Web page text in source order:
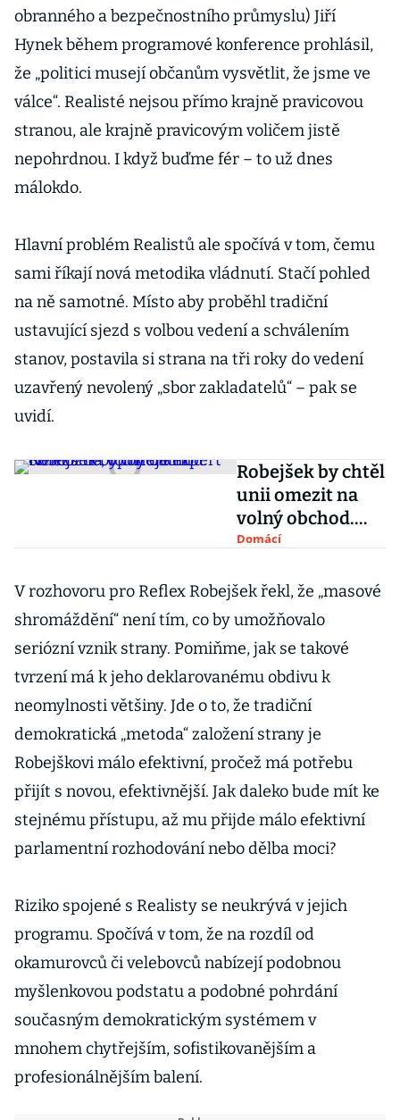
obranného a bezpečnostního průmyslu) Jiří
Hynek během programové konference prohlásil,
že „politici musejí občanům vysvětlit, že jsme ve
válce“. Realisté nejsou přímo krajně pravicovou
stranou, ale krajně pravicovým voličem jistě
nepohrdnou. I když buďme fér – to už dnes
málokdo.
Hlavní problém Realistů ale spočívá v tom, čemu
sami říkají nová metodika vládnutí. Stačí pohled
na ně samotné. Místo aby proběhl tradiční
ustavující sjezd s volbou vedení a schválením
stanov, postavila si strana na tři roky do vedení
uzavřený nevolený „sbor zakladatelů“ – pak se
uvidí.
Robejšek by chtěl
unii omezit na
volný obchod.
Nemožné,
Domácí
V rozhovoru pro Reflex Robejšek řekl, že „masové
shromáždění“ není tím, co by umožňovalo
seriózní vznik strany. Pomiňme, jak se takové
tvrzení má k jeho deklarovanému obdivu k
neomylnosti většiny. Jde o to, že tradiční
demokratická „metoda“ založení strany je
Robejškovi málo efektivní, pročež má potřebu
přijít s novou, efektivnější. Jak daleko bude mít ke
stejnému přístupu, až mu přijde málo efektivní
parlamentní rozhodování nebo dělba moci?
Riziko spojené s Realisty se neukrývá v jejich
programu. Spočívá v tom, že na rozdíl od
okamurovců či velebovců nabízejí podobnou
myšlenkovou podstatu a podobné pohrdání
současným demokratickým systémem v
mnohem chytřejším, sofistikovanějším a
profesionálnějším balení.